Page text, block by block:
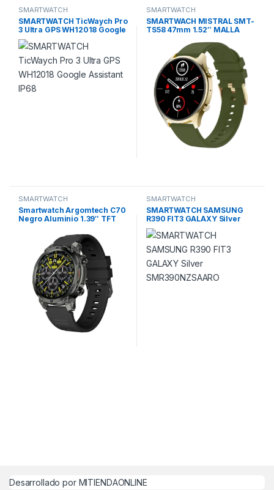
SMARTWATCH
SMARTWATCH TicWaych Pro
3 Ultra GPS WH12018 Google
Assistant IP68
SMARTWATCH
SMARTWACH MISTRAL SMT-
TS58 47mm 1.52″ MALLA
SMARTWATCH
Smartwatch Argomtech C70
Negro Aluminio 1.39″ TFT
SMARTWATCH
SMARTWATCH SAMSUNG
R390 FIT3 GALAXY Silver
SMR390NZSAARO
Desarrollado por MITIENDAONLINE